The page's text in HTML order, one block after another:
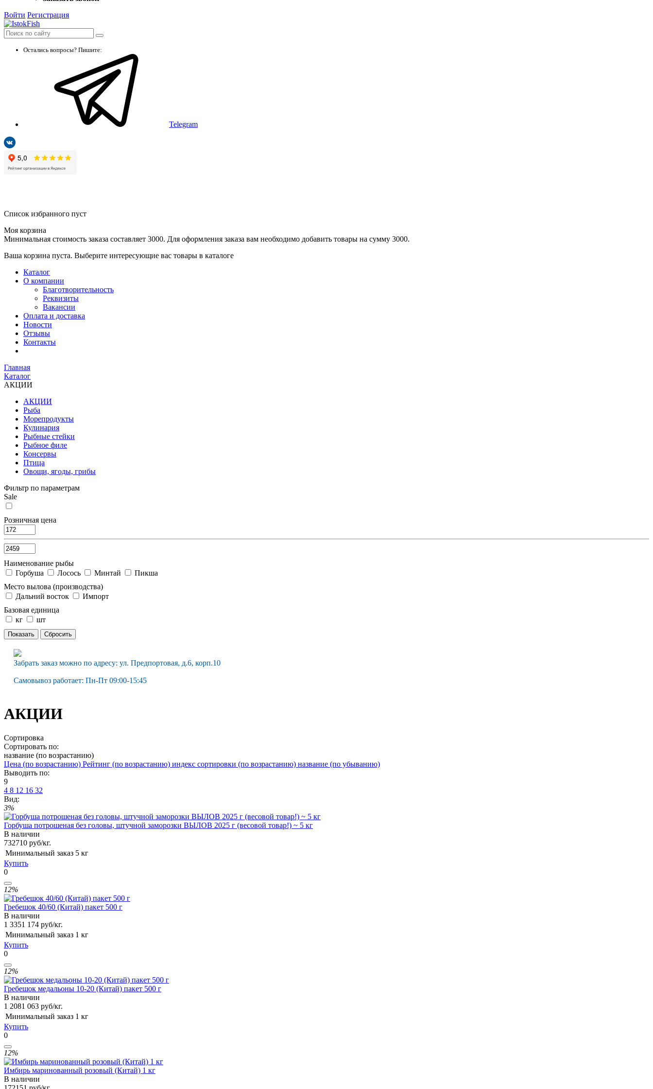
Войти Регистрация
Остались вопросы? Пишите:
Telegram
Список избранного пуст
Моя корзина
Минимальная стоимость заказа составляет 3000. Для оформления заказа вам необходимо добавить товары на сумму 3000.
Ваша корзина пуста. Выберите интересующие вас товары в каталоге
Каталог
О компании
Благотворительность
Реквизиты
Вакансии
Оплата и доставка
Новости
Отзывы
Контакты
Главная
Каталог
АКЦИИ
АКЦИИ
Рыба
Морепродукты
Кулинария
Рыбные стейки
Рыбное филе
Консервы
Птица
Овощи, ягоды, грибы
Фильтр по параметрам
Sale
Розничная цена
Наименование рыбы
Горбуша
Лосось Минтай
Пикша
Место вылова (производства)
Дальний восток
Импорт
Базовая единица
кг
шт
Забрать заказ можно по адресу: ул. Предпортовая, д.6, корп.10
Самовывоз работает: Пн-Пт 09:00-15:45
АКЦИИ
Сортировка
Сортировать по:
название (по возрастанию)
Цена (по возрастанию) Рейтинг (по возрастанию) индекс сортировки (по возрастанию) название (по убыванию)
Выводить по:
9
4 8 12 16 32
Вид:
3%
Горбуша потрошеная без головы, штучной заморозки ВЫЛОВ 2025 г (весовой товар!) ~ 5 кг
В наличии
732710 руб/кг.
Минимальный заказ 5 кг
Купить
0
12%
Гребешок 40/60 (Китай) пакет 500 г
В наличии
1 3351 174 руб/кг.
Минимальный заказ 1 кг
Купить
0
12%
Гребешок медальоны 10-20 (Китай) пакет 500 г
В наличии
1 2081 063 руб/кг.
Минимальный заказ 1 кг
Купить
0
12%
Имбирь маринованный розовый (Китай) 1 кг
В наличии